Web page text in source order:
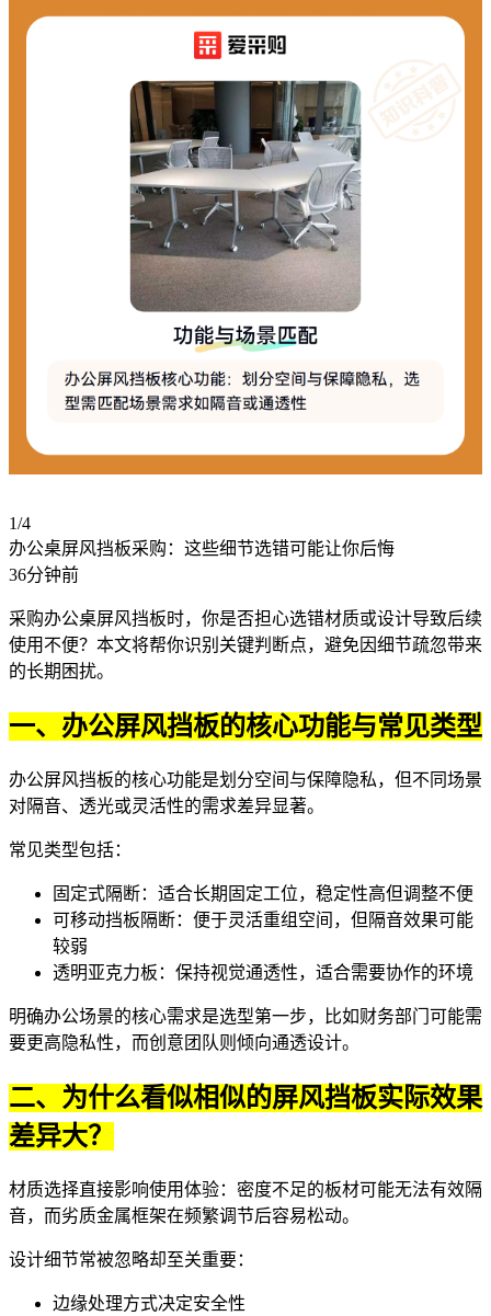
1/4
办公桌屏风挡板采购：这些细节选错可能让你后悔
36分钟前
采购办公桌屏风挡板时，你是否担心选错材质或设计导致后续
使用不便？本文将帮你识别关键判断点，避免因细节疏忽带来
的长期困扰。
一、办公屏风挡板的核心功能与常见类型
办公屏风挡板的核心功能是划分空间与保障隐私，但不同场景
对隔音、透光或灵活性的需求差异显著。
常见类型包括：
固定式隔断：适合长期固定工位，稳定性高但调整不便
可移动挡板隔断：便于灵活重组空间，但隔音效果可能
较弱
透明亚克力板：保持视觉通透性，适合需要协作的环境
明确办公场景的核心需求是选型第一步，比如财务部门可能需
要更高隐私性，而创意团队则倾向通透设计。
二、为什么看似相似的屏风挡板实际效果
差异大？
材质选择直接影响使用体验：密度不足的板材可能无法有效隔
音，而劣质金属框架在频繁调节后容易松动。
设计细节常被忽略却至关重要：
边缘处理方式决定安全性